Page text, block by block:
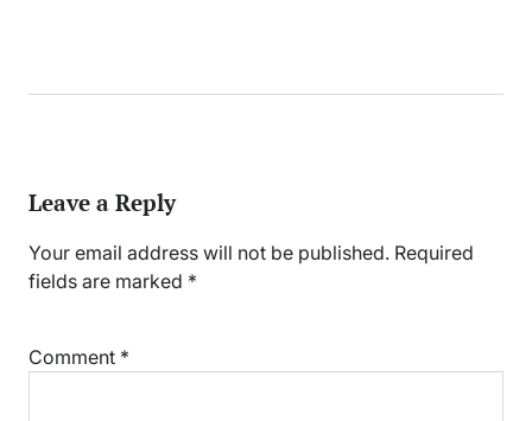
Leave a Reply
Your email address will not be published. Required
fields are marked *
Comment *